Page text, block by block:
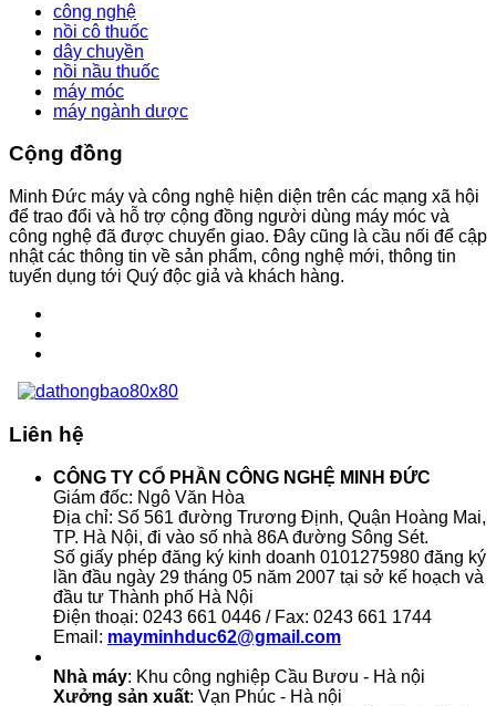
công nghệ
nồi cô thuốc
dây chuyền
nồi nầu thuốc
máy móc
máy ngành dược
Cộng đồng
Minh Đức máy và công nghệ hiện diện trên các mạng xã hội
để trao đổi và hỗ trợ cộng đồng người dùng máy móc và
công nghệ đã được chuyển giao. Đây cũng là cầu nối để cập
nhật các thông tin về sản phẩm, công nghệ mới, thông tin
tuyển dụng tới Quý độc giả và khách hàng.
Liên hệ
CÔNG TY CỔ PHẦN CÔNG NGHỆ MINH ĐỨC
Giám đốc: Ngô Văn Hòa
Địa chỉ: Số 561 đường Trương Định, Quận Hoàng Mai,
TP. Hà Nội, đi vào số nhà 86A đường Sông Sét.
Số giấy phép đăng ký kinh doanh 0101275980 đăng ký
lần đầu ngày 29 tháng 05 năm 2007 tại sở kế hoạch và
đầu tư Thành phố Hà Nội
Điện thoại: 0243 661 0446 / Fax: 0243 661 1744
Email: mayminhduc62@gmail.com
Nhà máy: Khu công nghiệp Cầu Bươu - Hà nội
Xưởng sản xuất: Vạn Phúc - Hà nội